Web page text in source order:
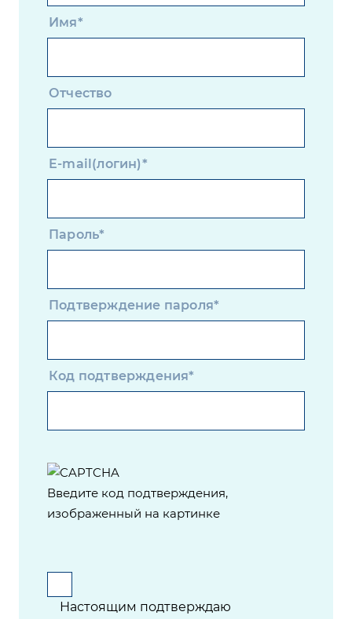
Имя*
Отчество
E-mail(логин)*
Пароль*
Подтверждение пароля*
Код подтверждения*
Введите код подтверждения,
изображенный на картинке
Настоящим подтверждаю